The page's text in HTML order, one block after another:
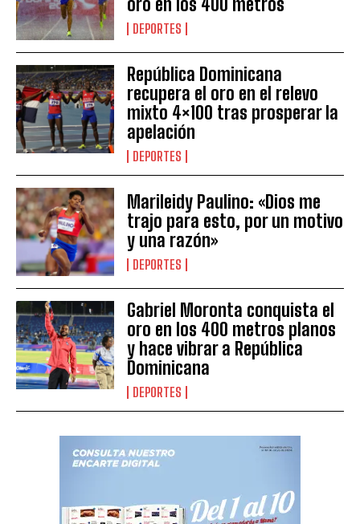
oro en los 400 metros
DEPORTES
República Dominicana
recupera el oro en el relevo
mixto 4×100 tras prosperar la
apelación
DEPORTES
Marileidy Paulino: «Dios me
trajo para esto, por un motivo
y una razón»
DEPORTES
Gabriel Moronta conquista el
oro en los 400 metros planos
y hace vibrar a República
Dominicana
DEPORTES